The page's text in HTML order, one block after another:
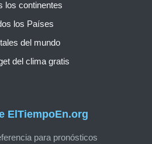
ElTiempoEn.org
para pronósticos
los continentes
los Países
del mundo
del clima gratis